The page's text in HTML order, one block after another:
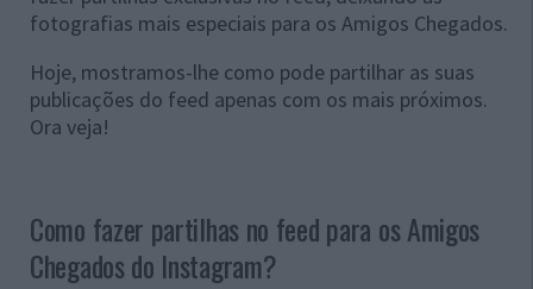
fotografias mais especiais para os Amigos Chegados.
Hoje, mostramos-lhe como pode partilhar as suas
publicações do feed apenas com os mais próximos.
Ora veja!
Como fazer partilhas no feed para os Amigos
Chegados do Instagram?